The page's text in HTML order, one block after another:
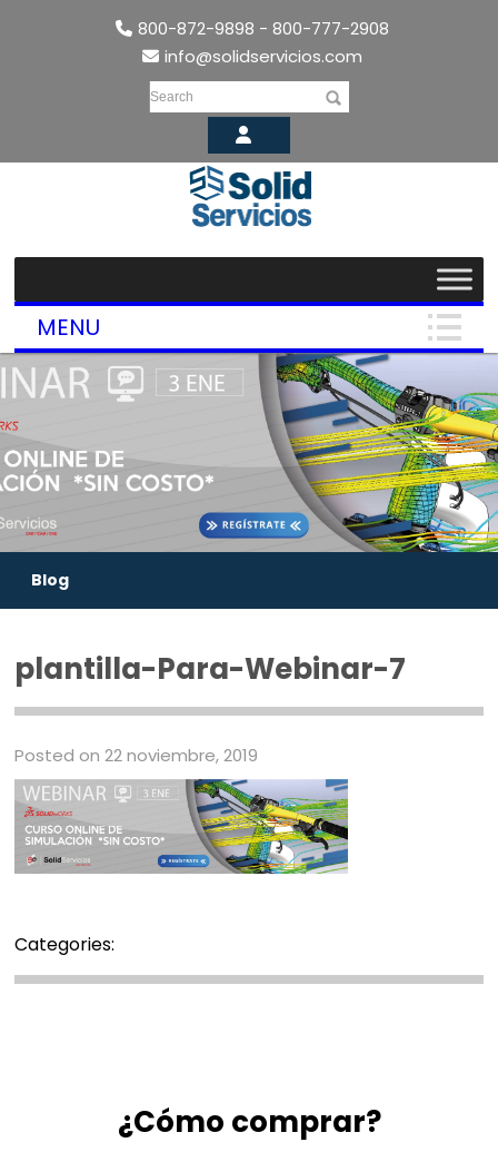
800-872-9898 - 800-777-2908
info@solidservicios.com
Search
MENU
Blog
plantilla-Para-Webinar-7
Posted on 22 noviembre, 2019
Categories:
¿Cómo comprar?